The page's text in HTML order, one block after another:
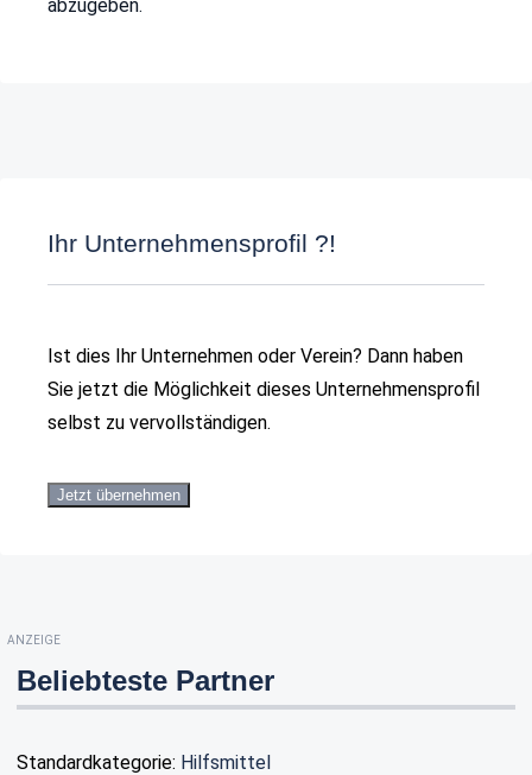
abzugeben.
Ihr Unternehmensprofil ?!
Ist dies Ihr Unternehmen oder Verein? Dann haben
Sie jetzt die Möglichkeit dieses Unternehmensprofil
selbst zu vervollständigen.
Jetzt übernehmen
ANZEIGE
Beliebteste Partner
Standardkategorie: Hilfsmittel